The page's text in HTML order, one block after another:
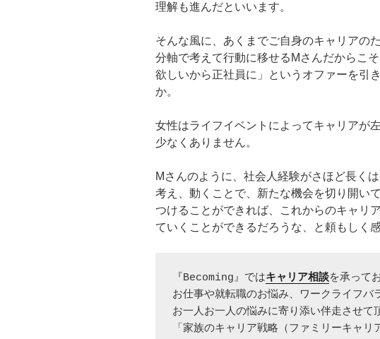
理解も進んだといいます。
そんな風に、あくまでご自身のキャリアの
分軸で考えて行動に移せるMさんだからこ
欲しいから正社員に」というオファーを引
か。
女性はライフイベントによってキャリアが
少なくありません。
Mさんのように、社会人経験がさほど長く
考え、動くことで、新たな機会を切り開い
つけることができれば、これからのキャリ
ていくことができるだろうな、と頼もしく
『Becoming』ではキャリア相談を承って
お仕事や就転職のお悩み、ワークライフバ
お一人お一人の悩みに寄り添い伴走させて
「家族のキャリア戦略（ファミリーキャリ